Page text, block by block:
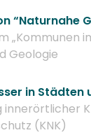
“Naturnahe
„Kommunen
Geologie
in Städten
(KNK)